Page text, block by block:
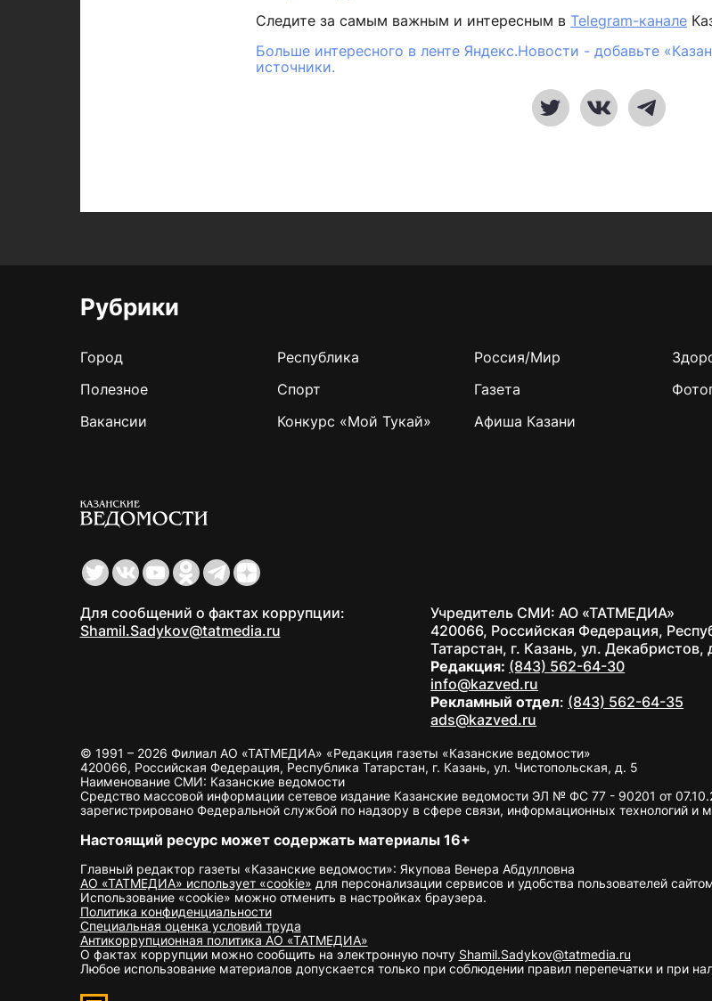
Следите за самым важным и интересным в Telegram-канале
Больше интересного в ленте Яндекс.Новости - добавьте
источники.
Рубрики
Город Республика Россия/Мир
Полезное
Спорт Газета
Вакансии
Конкурс «Мой Тукай» Афиша Казани
Для сообщений о фактах коррупции:
Shamil.Sadykov@tatmedia.ru
Учредитель СМИ: АО «ТАТМЕДИА»
420066, Российская Федерация,
Татарстан, г. Казань, ул. Декабристов,
Редакция: (843) 562-64-30
info@kazved.ru
Рекламный отдел: (843) 562-64-35
ads@kazved.ru
© 1991 – 2026 Филиал АО «ТАТМЕДИА» «Редакция газеты «Казанские ведомости»
420066, Российская Федерация, Республика Татарстан, г. Казань, ул. Чистопольская, д. 5
Наименование СМИ: Казанские ведомости
Средство массовой информации сетевое издание Казанские ведомости ЭЛ № ФС 77 - 90201 от
зарегистрировано Федеральной службой по надзору в сфере связи, информационных технологий и
Настоящий ресурс может содержать материалы 16+
Главный редактор газеты «Казанские ведомости»: Якупова Венера Абдулловна
АО «ТАТМЕДИА» использует «cookie» для персонализации сервисов и удобства пользователей
Использование «cookie» можно отменить в настройках браузера.
Политика конфиденциальности
Специальная оценка условий труда
Антикоррупционная политика АО «ТАТМЕДИА»
О фактах коррупции можно сообщить на электронную почту Shamil.Sadykov@tatmedia.ru
Любое использование материалов допускается только при соблюдении правил перепечатки и при